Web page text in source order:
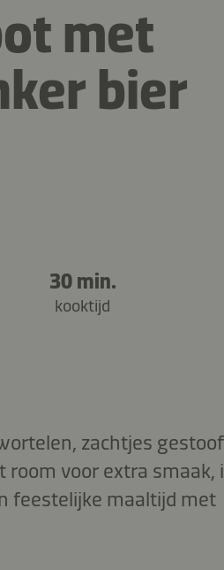
met
bier
30 min.
kooktijd
zachtjes
voor extra smaak,
feestelijke maaltijd met